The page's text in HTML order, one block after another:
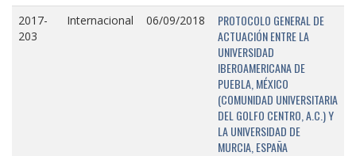
2017-
203
Internacional 06/09/2018
PROTOCOLO GENERAL DE
ACTUACIÓN ENTRE LA
UNIVERSIDAD
IBEROAMERICANA DE
PUEBLA, MÉXICO
(COMUNIDAD UNIVERSITARIA
DEL GOLFO CENTRO, A.C.) Y
LA UNIVERSIDAD DE
MURCIA, ESPAÑA